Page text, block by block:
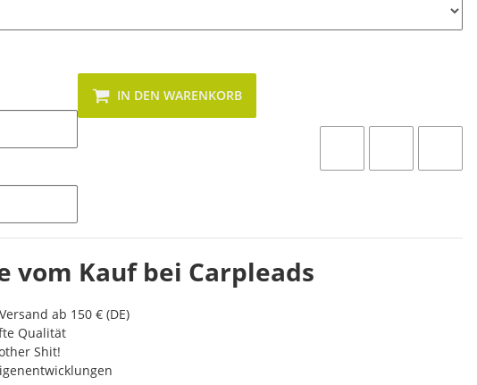
IN DEN WARENKORB
vom Kauf bei Carpleads
ab 150 € (DE)
Qualität
Shit!